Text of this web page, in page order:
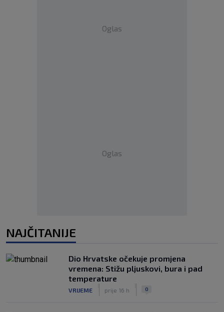
Oglas
Oglas
NAJČITANIJE
Dio Hrvatske očekuje promjena
vremena: Stižu pljuskovi, bura i pad
temperature
VRIJEME prije 16 h 0